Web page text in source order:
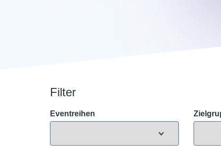
Filter
Eventreihen